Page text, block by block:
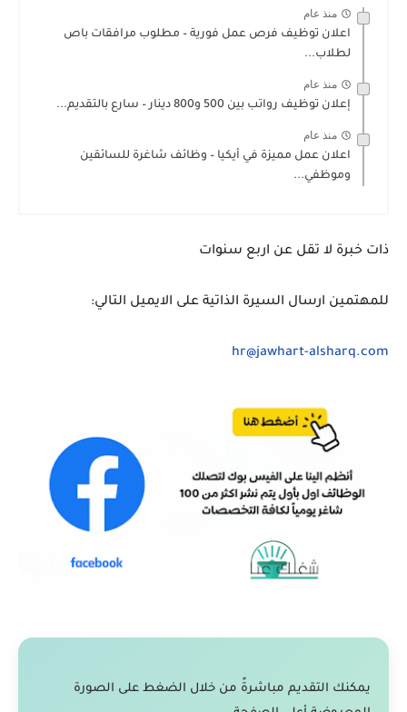
منذ عام
اعلان توظيف فرص عمل فورية – مطلوب مرافقات باص
لطلاب...
منذ عام
إعلان توظيف رواتب بين 500 و800 دينار – سارع بالتقديم...
منذ عام
اعلان عمل مميزة في أيكيا – وظائف شاغرة للسائقين
وموظفي...
ذات خبرة لا تقل عن اربع سنوات
للمهتمين ارسال السيرة الذاتية على الايميل التالي:
hr@jawhart-alsharq.com
يمكنك التقديم مباشرةً من خلال الضغط على الصورة